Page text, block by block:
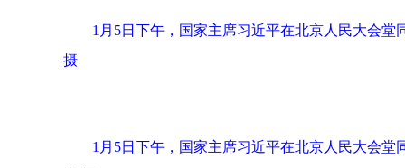
1月5日下午，国家主席习近平在北京人民大会
摄
1月5日下午，国家主席习近平在北京人民大会